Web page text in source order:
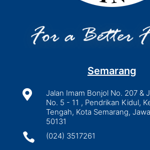
Semarang

Jalan Imam Bonjol No. 207 &
No. 5 - 11 , Pendrikan Kidul,
Tengah, Kota Semarang,
50131
 (024) 3517261